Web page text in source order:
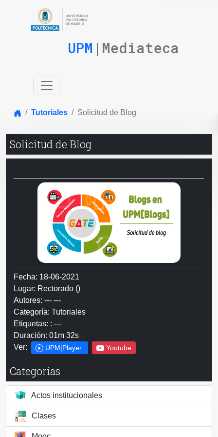
UPM |Mediateca
Inicio
Tutoriales Solicitud de Blog
Solicitud de Blog
Fecha: 18-06-2021
Lugar: Rectorado ()
Autores: --- ---
Categoría: Tutoriales
Etiquetas: : ---
Duración: 01m 32s
Ver:
UPM|Player Youtube
Categorías
Actos institucionales
Clases